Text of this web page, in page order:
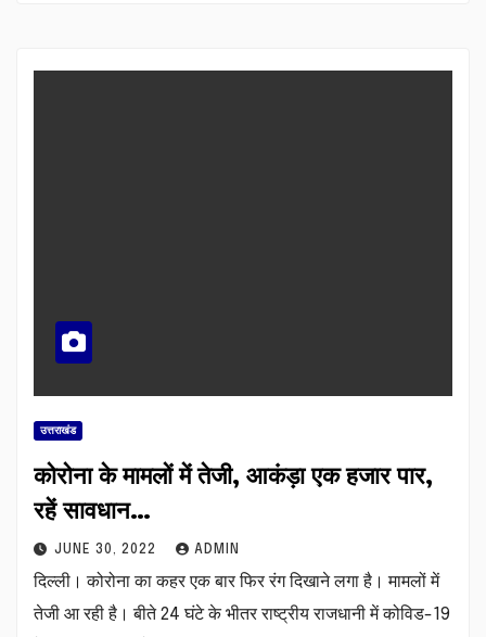
उत्तराखंड
कोरोना के मामलों में तेजी, आकंड़ा एक हजार पार,
रहें सावधान…
JUNE 30, 2022 ADMIN
दिल्ली। कोरोना का कहर एक बार फिर रंग दिखाने लगा है। मामलों में
तेजी आ रही है। बीते 24 घंटे के भीतर राष्ट्रीय राजधानी में कोविड-19